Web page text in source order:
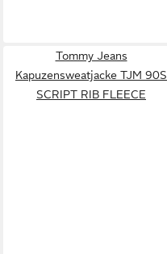
Tommy Jeans
Kapuzensweatjacke TJM 90S
SCRIPT RIB FLEECE